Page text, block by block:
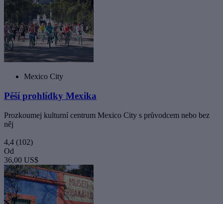
Mexico City
Pěší prohlídky Mexika
Prozkoumej kulturní centrum Mexico City s průvodcem nebo bez
něj
4,4 (102)
Od
36,00 US$